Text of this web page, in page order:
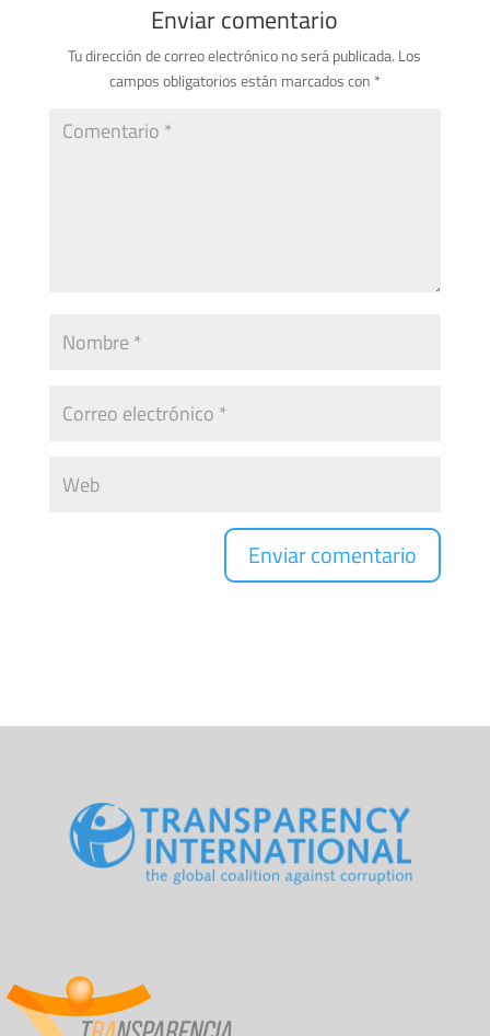
Enviar comentario
Tu dirección de correo electrónico no será publicada. Los
campos obligatorios están marcados con *